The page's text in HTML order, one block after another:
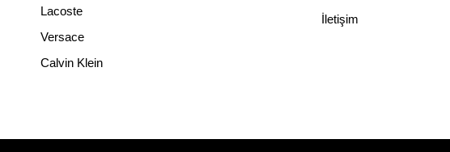
Lacoste
Versace
Calvin Klein
İletişim